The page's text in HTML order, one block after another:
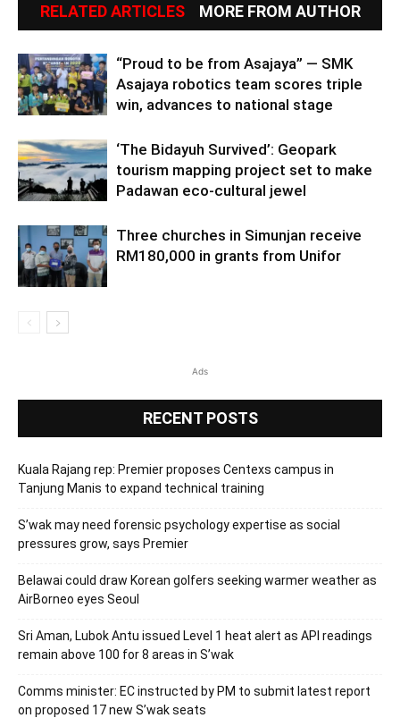
RELATED ARTICLES MORE FROM AUTHOR
“Proud to be from Asajaya” — SMK
Asajaya robotics team scores triple
win, advances to national stage
‘The Bidayuh Survived’: Geopark
tourism mapping project set to make
Padawan eco-cultural jewel
Three churches in Simunjan receive
RM180,000 in grants from Unifor
Ads
RECENT POSTS
Kuala Rajang rep: Premier proposes Centexs campus in
Tanjung Manis to expand technical training
S’wak may need forensic psychology expertise as social
pressures grow, says Premier
Belawai could draw Korean golfers seeking warmer weather as
AirBorneo eyes Seoul
Sri Aman, Lubok Antu issued Level 1 heat alert as API readings
remain above 100 for 8 areas in S’wak
Comms minister: EC instructed by PM to submit latest report
on proposed 17 new S’wak seats